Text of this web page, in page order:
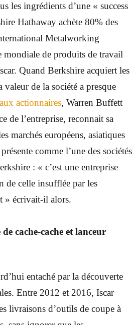
les ingrédients d’une « success
Hathaway achète 80% des
Metalworking
mondiale de produits de travail
Quand Berkshire acquiert les
de la société a presque
actionnaires, Warren Buffett
de l’entreprise, reconnait sa
marchés européens, asiatiques
comme l’une des sociétés
: « c’est une entreprise
de celle insufflée par les
» écrivait-il alors.
cache-cache et lanceur
entaché par la découverte
Entre 2012 et 2016, Iscar
livraisons d’outils de coupe à